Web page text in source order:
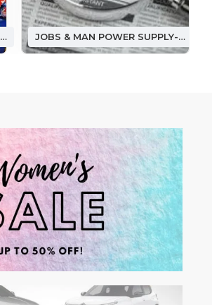
FOOD DELIVERY &GENERAL STORE ఫుడ్ డెలివరీ &(జనరల్ స్టోర్) JOBS & MAN POWER SUPPLY-జాబ్ అండ్ మ్యాన్ పవర్ సప్లై